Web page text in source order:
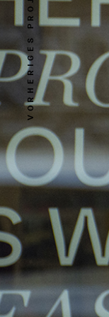
VORHERIGES PROJEKT